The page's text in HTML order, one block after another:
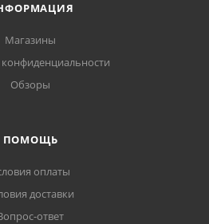
Магазины
Обзоры
ПОМОЩЬ
оплаты
доставки
ответ